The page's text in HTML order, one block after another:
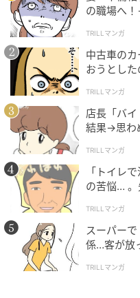
の職場へ
TRILLマンガ
中古車の
おうとし
TRILLマンガ
店長「バ
結果→思わ
TRILLマンガ
「トイレ
の苦悩… 。
TRILLマンガ
スーパー
係…客が放
TRILLマンガ